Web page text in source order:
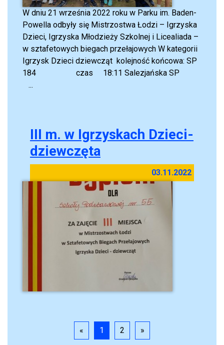
W dniu 21 września 2022 roku w Parku im. Baden-
Powella odbyły się Mistrzostwa Łodzi – Igrzyska
Dzieci, Igrzyska Młodzieży Szkolnej i Licealiada –
w sztafetowych biegach przełajowych W kategorii
Igrzysk Dzieci dziewcząt kolejność końcowa: SP
184 czas 18:11 Salezjańska SP
...
III m. w Igrzyskach Dzieci-
dziewczęta
03.11.2022
« 1 2 »